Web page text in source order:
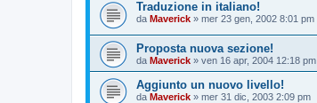
Traduzione in italiano!
da Maverick » mer 23 gen, 2002 8:01 pm
Proposta nuova sezione!
da Maverick » ven 16 apr, 2004 12:18 pm
Aggiunto un nuovo livello!
da Maverick » mer 31 dic, 2003 2:09 pm